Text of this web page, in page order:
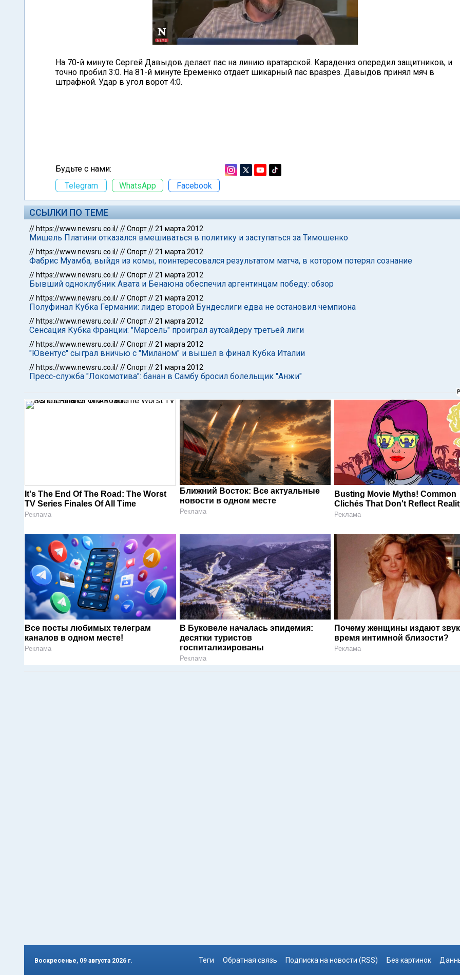
На 70-й минуте Сергей Давыдов делает пас на линию вратарской. Карадениз опередил защитников, и
точно пробил 3:0. На 81-й минуте Еременко отдает шикарный пас вразрез. Давыдов принял мяч в
штрафной. Удар в угол ворот 4:0.
Будьте с нами:
Telegram
WhatsApp Facebook
ССЫЛКИ ПО ТЕМЕ
// https://www.newsru.co.il///Спорт//21 марта 2012
Мишель Платини отказался вмешиваться в политику и заступаться за Тимошенко
// https://www.newsru.co.il///Спорт//21 марта 2012
Фабрис Муамба, выйдя из комы, поинтересовался результатом матча, в котором потерял сознание
// https://www.newsru.co.il///Спорт//21 марта 2012
Бывший одноклубник Авата и Бенаюна обеспечил аргентинцам победу: обзор
// https://www.newsru.co.il///Спорт//21 марта 2012
Полуфинал Кубка Германии: лидер второй Бундеслиги едва не остановил чемпиона
// https://www.newsru.co.il///Спорт//21 марта 2012
Сенсация Кубка Франции: "Марсель" проиграл аутсайдеру третьей лиги
// https://www.newsru.co.il///Спорт//21 марта 2012
"Ювентус" сыграл вничью с "Миланом" и вышел в финал Кубка Италии
// https://www.newsru.co.il///Спорт//21 марта 2012
Пресс-служба "Локомотива": банан в Самбу бросил болельщик "Анжи"
It's The End Of The Road: The Worst
TV Series Finales Of All Time
Реклама
Ближний Восток: Все актуальные
новости в одном месте
Реклама
Busting Movie Myths! Common
Clichés That Don't Reflect
Реклама
Все посты любимых телеграм
каналов в одном месте!
Реклама
В Буковеле началась эпидемия:
десятки туристов
госпитализированы
Реклама
Почему женщины издают
время интимной близости?
Реклама
Воскресенье, 09 августа 2026 г. Теги Обратная связь Подписка на новости (RSS) Без картинок